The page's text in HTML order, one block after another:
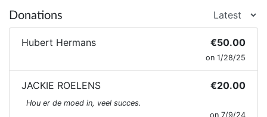
Donations
Hubert Hermans €50.00
on 1/28/25
JACKIE ROELENS €20.00
Hou er de moed in, veel succes.
on 7/9/24